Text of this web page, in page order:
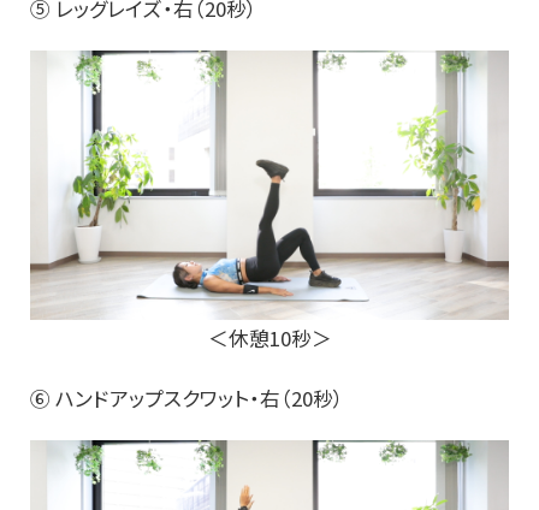
⑤ レッグレイズ・右（20秒）
＜休憩10秒＞
⑥ ハンドアップスクワット・右（20秒）